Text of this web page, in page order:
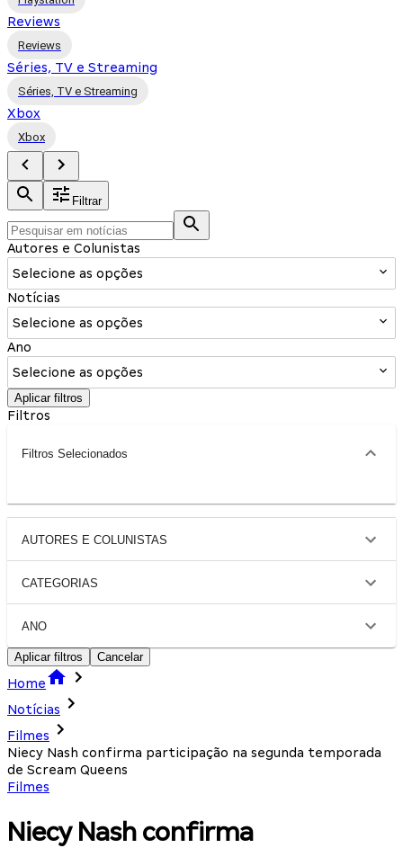
Reviews
Reviews
Séries, TV e Streaming
Séries, TV e Streaming
Xbox
Xbox
Filtrar
Autores e Colunistas
Selecione as opções
Notícias
Selecione as opções
Ano
Selecione as opções
Aplicar filtros
Filtros
Filtros Selecionados
AUTORES E COLUNISTAS
CATEGORIAS
ANO
Aplicar filtros Cancelar
Home
Notícias
Filmes
Niecy Nash confirma participação na segunda temporada
de Scream Queens
Filmes
Niecy Nash confirma